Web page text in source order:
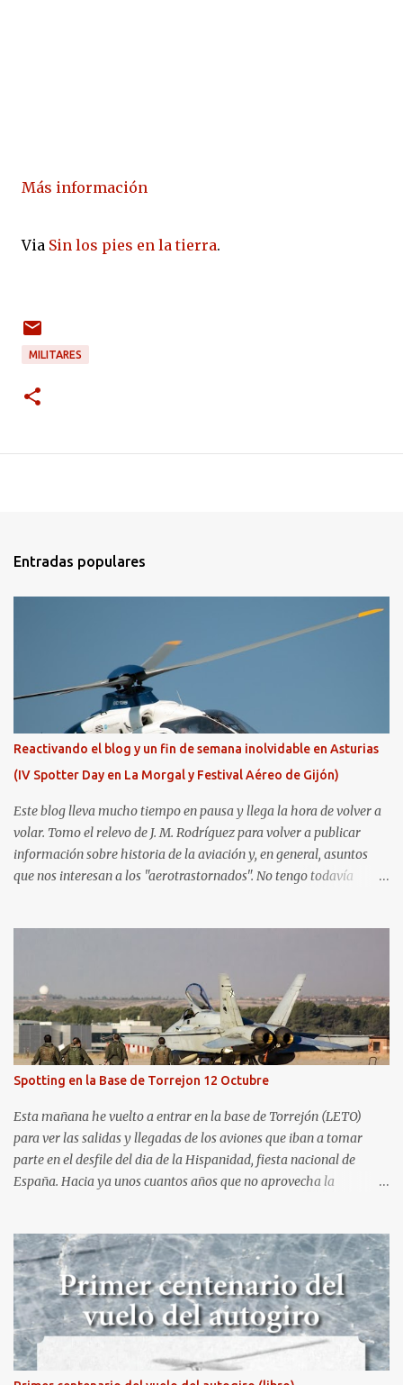
Más información
Via Sin los pies en la tierra.
MILITARES
Entradas populares
Reactivando el blog y un fin de semana inolvidable en Asturias
(IV Spotter Day en La Morgal y Festival Aéreo de Gijón)
Este blog lleva mucho tiempo en pausa y llega la hora de volver a
volar. Tomo el relevo de J. M. Rodríguez para volver a publicar
información sobre historia de la aviación y, en general, asuntos
que nos interesan a los "aerotrastornados". No tengo todavía
Aerospotters Principado a una genial sesión fotográfica en el
aeródromo de La Morgal (todavía no he tenido tiempo de
procesar esas imágenes). Al día siguiente, asistí al Festival Aéreo de
Gijón . He aquí algunas de las tomas que realicé este pasado
domingo.
Spotting en la Base de Torrejon 12 Octubre
Esta mañana he vuelto a entrar en la base de Torrejón (LETO)
para ver las salidas y llegadas de los aviones que iban a tomar
parte en el desfile del dia de la Hispanidad, fiesta nacional de
España. Hacia ya unos cuantos años que no aprovecha la
cercano en la senda de aterrizaje) pero... no es lo mismo :-) La cita
comenzaba a las 8:30 de la mañana en el control de seguridad de
la base militar con mas de 100 personas haciendo cola para
identificarnos antes de acceder. Una vez dentro, como otras
ocasiones, hemos dejado los coches en una zona común desde la
que nos han trasladado en autobuses por el interior de la base. La
primera parada ha sido en la plataforma al lado de donde estaban